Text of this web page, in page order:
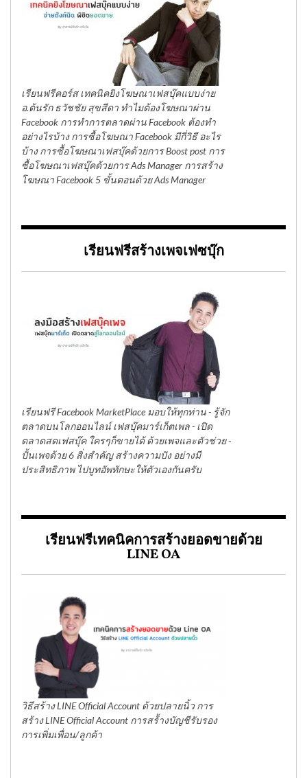
เรียนฟรีคอร์ส เทคนิคยิงโฆษณาเฟสบุ๊คแบบง่าย
อ.ต้นรัก ธวัชชัย สุขสีดา ทำไมต้องโฆษณาผ่าน
Facebook การทำการตลาดผ่าน Facebook ต้องทำ
อย่างไรบ้าง การซื้อโฆษณา Facebook มีกี่วิธี อะไร
บ้าง การซื้อโฆษณาเฟสบุ๊คด้วยการ Boost post การ
ซื้อโฆษณาเฟสบุ๊คด้วยการ Ads Manager การสร้าง
โฆษณา Facebook 5 ขั้นตอนด้วย Ads Manager
เรียนฟรีสร้างเพจเฟซบุ๊ก
เรียนฟรี Facebook MarketPlace มอบให้ทุกท่าน - รู้จัก
ตลาดบนโลกออนไลน์ เฟสบุ๊คมาร์เก็ตเพล - เปิด
ตลาดสดเฟสบุ๊ค ใครๆก็ขายได้ ด้วยเพจและตัวช่วย -
ปั้นเพจด้วย 6 สิ่งสำคัญ สร้างความปัง อย่างมี
ประสิทธิภาพ ไปบูทอัพทักษะให้ตัวเองกันครับ
เรียนฟรีเทคนิคการสร้างยอดขายด้วย
LINE OA
วิธีสร้าง LINE Official Account ด้วยปลายนิ้ว การ
สร้าง LINE Official Account การสร้้างบัญชีรับรอง
การเพิ่มเพื่อน/ลูกค้า